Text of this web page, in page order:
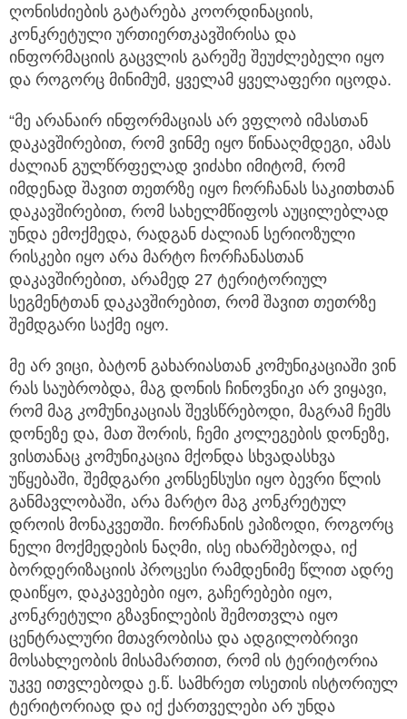
ღონისძიების გატარება კოორდინაციის,
კონკრეტული ურთიერთკავშირისა და
ინფორმაციის გაცვლის გარეშე შეუძლებელი იყო
და როგორც მინიმუმ, ყველამ ყველაფერი იცოდა.
“მე არანაირ ინფორმაციას არ ვფლობ იმასთან
დაკავშირებით, რომ ვინმე იყო წინააღმდეგი, ამას
ძალიან გულწრფელად ვიძახი იმიტომ, რომ
იმდენად შავით თეთრზე იყო ჩორჩანას საკითხთან
დაკავშირებით, რომ სახელმწიფოს აუცილებლად
უნდა ემოქმედა, რადგან ძალიან სერიოზული
რისკები იყო არა მარტო ჩორჩანასთან
დაკავშირებით, არამედ 27 ტერიტორიულ
სეგმენტთან დაკავშირებით, რომ შავით თეთრზე
შემდგარი საქმე იყო.
მე არ ვიცი, ბატონ გახარიასთან კომუნიკაციაში ვინ
რას საუბრობდა, მაგ დონის ჩინოვნიკი არ ვიყავი,
რომ მაგ კომუნიკაციას შევსწრებოდი, მაგრამ ჩემს
დონეზე და, მათ შორის, ჩემი კოლეგების დონეზე,
ვისთანაც კომუნიკაცია მქონდა სხვადასხვა
უწყებაში, შემდგარი კონსენსუსი იყო ბევრი წლის
განმავლობაში, არა მარტო მაგ კონკრეტულ
დროის მონაკვეთში. ჩორჩანის ეპიზოდი, როგორც
ნელი მოქმედების ნაღმი, ისე იხარშებოდა, იქ
ბორდერიზაციის პროცესი რამდენიმე წლით ადრე
დაიწყო, დაკავებები იყო, გაჩერებები იყო,
კონკრეტული გზავნილების შემოთვლა იყო
ცენტრალური მთავრობისა და ადგილობრივი
მოსახლეობის მისამართით, რომ ის ტერიტორია
უკვე ითვლებოდა ე.წ. სამხრეთ ოსეთის ისტორიულ
ტერიტორიად და იქ ქართველები არ უნდა